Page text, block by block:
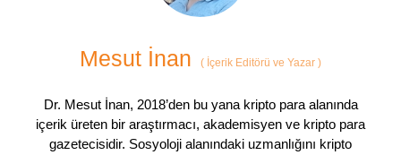
Mesut İnan ( İçerik Editörü ve Yazar )
Dr. Mesut İnan, 2018’den bu yana kripto para alanında
içerik üreten bir araştırmacı, akademisyen ve kripto para
gazetecisidir. Sosyoloji alanındaki uzmanlığını kripto